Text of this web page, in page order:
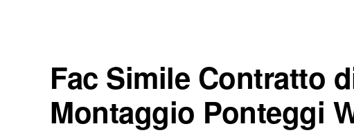
Fac Simile Contratto
Montaggio Ponteggi